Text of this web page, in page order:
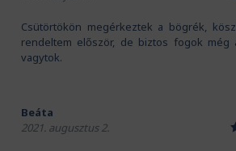
Csütörtökön megérkeztek a bögrék,
rendeltem először, de biztos fogok még
vagytok.
Beáta
2021. augusztus 2.